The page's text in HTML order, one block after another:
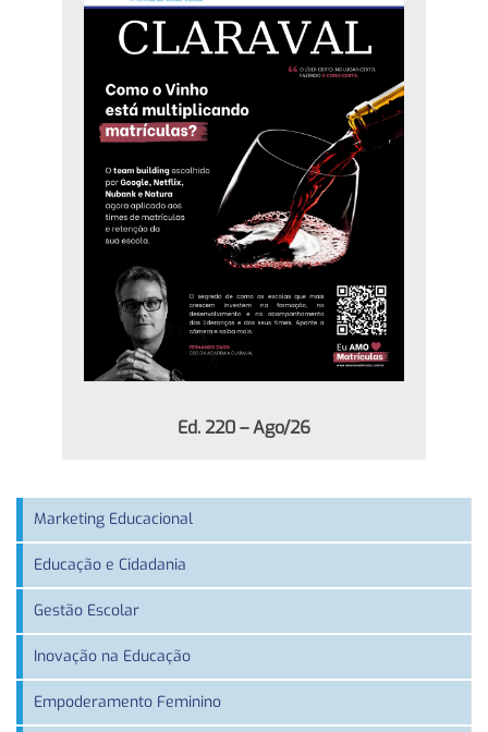
Ed. 220 – Ago/26
Marketing Educacional
Educação e Cidadania
Gestão Escolar
Inovação na Educação
Empoderamento Feminino